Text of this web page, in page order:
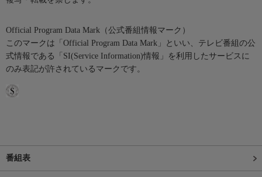
Official Program Data Mark（公式番組情報マーク）
このマークは「Official Program Data Mark」といい、テレビ番組の公
式情報である「SI(Service Information)情報」を利用したサービスに
のみ表記が許されているマークです。
番組表